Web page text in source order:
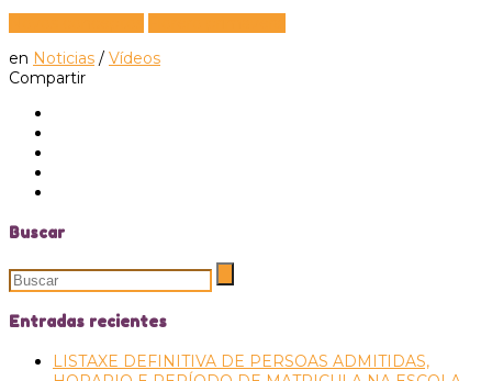
en Noticias / Vídeos
Compartir
Buscar
Entradas recientes
LISTAXE DEFINITIVA DE PERSOAS ADMITIDAS,